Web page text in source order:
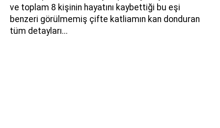
ve toplam 8 kişinin hayatını kaybettiği bu eşi
benzeri görülmemiş çifte katliamın kan donduran
tüm detayları...